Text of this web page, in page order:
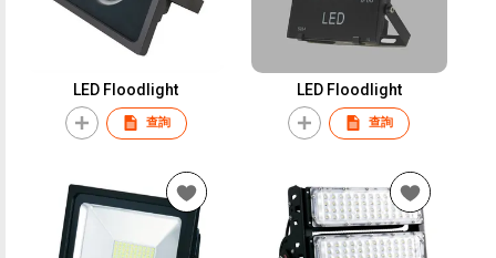
LED Floodlight
查詢
LED Floodlight
查詢